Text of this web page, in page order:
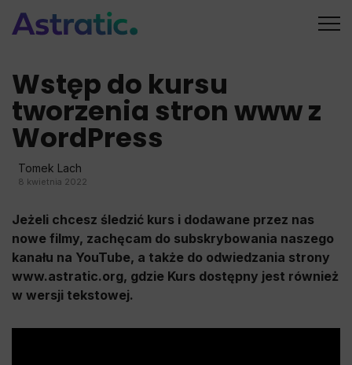
Wstęp do kursu
tworzenia stron www z
WordPress
Tomek Lach
8 kwietnia 2022
Jeżeli chcesz śledzić kurs i dodawane przez nas
nowe filmy, zachęcam do subskrybowania naszego
kanału na YouTube, a także do odwiedzania strony
www.astratic.org, gdzie Kurs dostępny jest również
w wersji tekstowej.